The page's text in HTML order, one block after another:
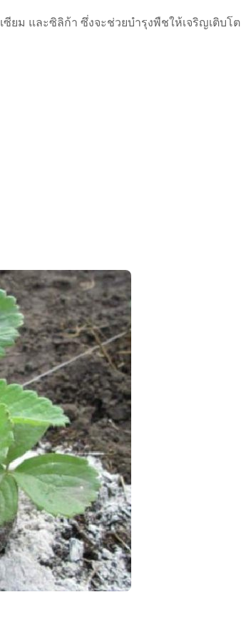
ยม และซิลิก้า ซึ่งจะช่วยบำรุงพืชให้เจริญเติบโต